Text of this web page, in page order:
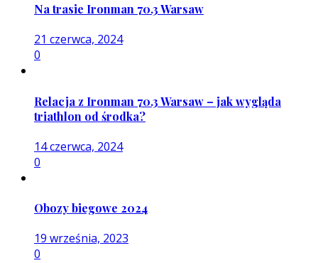
Na trasie Ironman 70.3 Warsaw
21 czerwca, 2024
0
Relacja z Ironman 70.3 Warsaw – jak wygląda
triathlon od środka?
14 czerwca, 2024
0
Obozy biegowe 2024
19 września, 2023
0